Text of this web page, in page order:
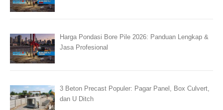
Harga Pondasi Bore Pile 2026: Panduan Lengkap &
Jasa Profesional
3 Beton Precast Populer: Pagar Panel, Box Culvert,
dan U Ditch